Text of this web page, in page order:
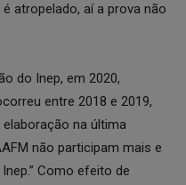
atropelado, aí a prova não
do Inep, em 2020,
entre 2018 e 2019,
na última
não participam mais e
Como efeito de